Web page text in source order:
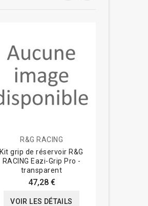
R&G RACING
Kit grip de réservoir R&G
RACING Eazi-Grip Pro -
transparent
47,28 €
VOIR LES DÉTAILS